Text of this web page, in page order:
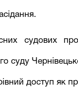
судових
суду
доступ як